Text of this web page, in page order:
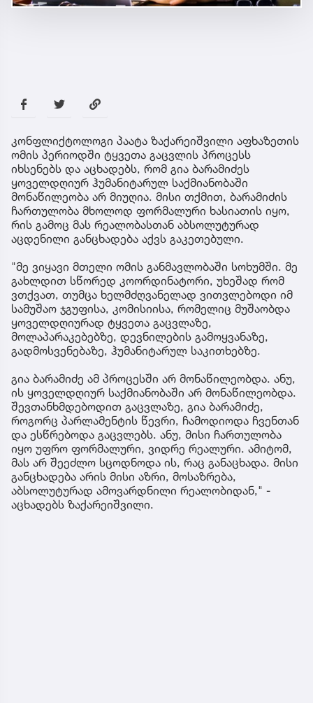
კონფლიქტოლოგი პაატა ზაქარეიშვილი აფხაზეთის
ომის პერიოდში ტყვეთა გაცვლის პროცესს
იხსენებს და აცხადებს, რომ გია ბარამიძეს
ყოველდღიურ ჰუმანიტარულ საქმიანობაში
მონაწილეობა არ მიუღია. მისი თქმით, ბარამიძის
ჩართულობა მხოლოდ ფორმალური ხასიათის იყო,
რის გამოც მას რეალობასთან აბსოლუტურად
აცდენილი განცხადება აქვს გაკეთებული.
"მე ვიყავი მთელი ომის განმავლობაში სოხუმში. მე
გახლდით სწორედ კოორდინატორი, უხეშად რომ
ვთქვათ, თუმცა ხელმძღვანელად ვითვლებოდი იმ
სამუშაო ჯგუფისა, კომისიისა, რომელიც მუშაობდა
ყოველდღიურად ტყვეთა გაცვლაზე,
მოლაპარაკებებზე, დევნილების გამოყვანაზე,
გადმოსვენებაზე, ჰუმანიტარულ საკითხებზე.
გია ბარამიძე ამ პროცესში არ მონაწილეობდა. ანუ,
ის ყოველდღიურ საქმიანობაში არ მონაწილეობდა.
შევთანხმდებოდით გაცვლაზე, გია ბარამიძე,
როგორც პარლამენტის წევრი, ჩამოდიოდა ჩვენთან
და ესწრებოდა გაცვლებს. ანუ, მისი ჩართულობა
იყო უფრო ფორმალური, ვიდრე რეალური. ამიტომ,
მას არ შეეძლო სცოდნოდა ის, რაც განაცხადა. მისი
განცხადება არის მისი აზრი, მოსაზრება,
აბსოლუტურად ამოვარდნილი რეალობიდან," -
აცხადებს ზაქარეიშვილი.